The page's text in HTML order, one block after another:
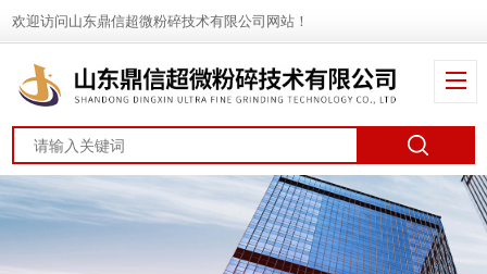
欢迎访问山东鼎信超微粉碎技术有限公司网站！